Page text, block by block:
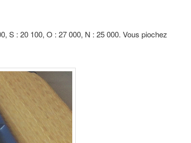
S : 20 100, O : 27 000, N : 25 000. Vous piochez